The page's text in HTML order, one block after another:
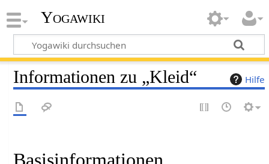
Yogawiki
Hilfe
Informationen zu „Kleid“